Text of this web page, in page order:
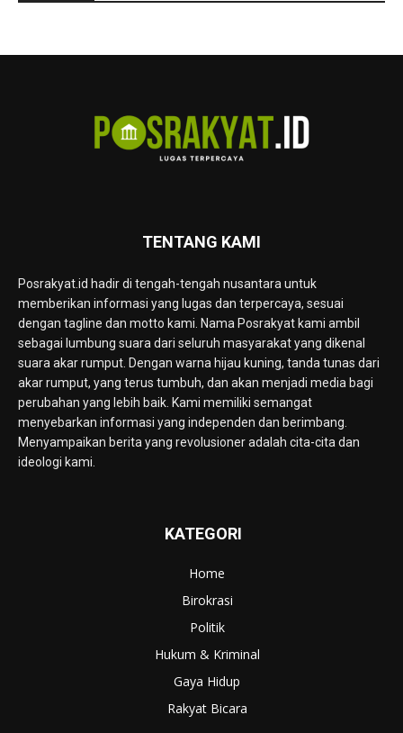
TENTANG KAMI
Posrakyat.id hadir di tengah-tengah nusantara untuk
memberikan informasi yang lugas dan terpercaya, sesuai
dengan tagline dan motto kami. Nama Posrakyat kami ambil
sebagai lumbung suara dari seluruh masyarakat yang dikenal
suara akar rumput. Dengan warna hijau kuning, tanda tunas dari
akar rumput, yang terus tumbuh, dan akan menjadi media bagi
perubahan yang lebih baik. Kami memiliki semangat
menyebarkan informasi yang independen dan berimbang.
Menyampaikan berita yang revolusioner adalah cita-cita dan
ideologi kami.
KATEGORI
Home
Birokrasi
Politik
Hukum & Kriminal
Gaya Hidup
Rakyat Bicara